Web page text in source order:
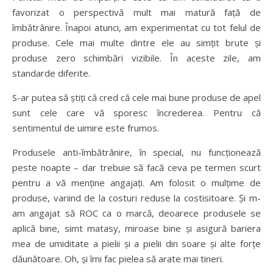
favorizat o perspectivă mult mai matură față de
îmbătrânire. Înapoi atunci, am experimentat cu tot felul de
produse. Cele mai multe dintre ele au simțit brute și
produse zero schimbări vizibile. În aceste zile, am
standarde diferite.
S-ar putea să știți că cred că cele mai bune produse de apel
sunt cele care vă sporesc încrederea. Pentru că
sentimentul de uimire este frumos.
Produsele anti-îmbătrânire, în special, nu funcționează
peste noapte – dar trebuie să facă ceva pe termen scurt
pentru a vă menține angajați. Am folosit o mulțime de
produse, variind de la costuri reduse la costisitoare. Și m-
am angajat să ROC ca o marcă, deoarece produsele se
aplică bine, simt matasy, miroase bine și asigură bariera
mea de umiditate a pielii și a pielii din soare și alte forțe
dăunătoare. Oh, și îmi fac pielea să arate mai tineri.